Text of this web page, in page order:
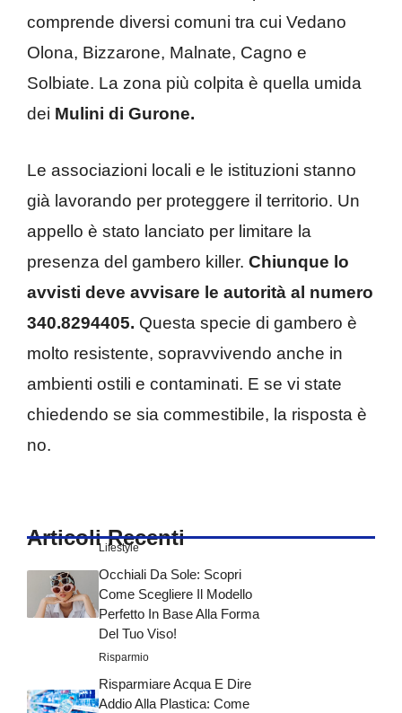
comprende diversi comuni tra cui Vedano
Olona, Bizzarone, Malnate, Cagno e
Solbiate. La zona più colpita è quella umida
dei Mulini di Gurone.
Le associazioni locali e le istituzioni stanno
già lavorando per proteggere il territorio. Un
appello è stato lanciato per limitare la
presenza del gambero killer. Chiunque lo
avvisti deve avvisare le autorità al numero
340.8294405. Questa specie di gambero è
molto resistente, sopravvivendo anche in
ambienti ostili e contaminati. E se vi state
chiedendo se sia commestibile, la risposta è
no.
Articoli Recenti
Lifestyle
Occhiali Da Sole: Scopri
Come Scegliere Il Modello
Perfetto In Base Alla Forma
Del Tuo Viso!
Risparmio
Risparmiare Acqua E Dire
Addio Alla Plastica: Come